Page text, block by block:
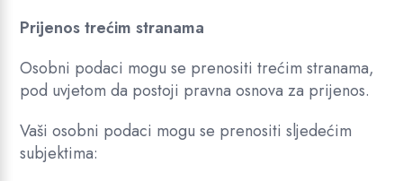
Prijenos trećim stranama
Osobni podaci mogu se prenositi trećim stranama,
pod uvjetom da postoji pravna osnova za prijenos.
Vaši osobni podaci mogu se prenositi sljedećim
subjektima: